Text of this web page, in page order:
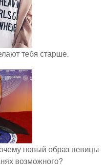
тебя старше.
новый образ певицы
возможного?